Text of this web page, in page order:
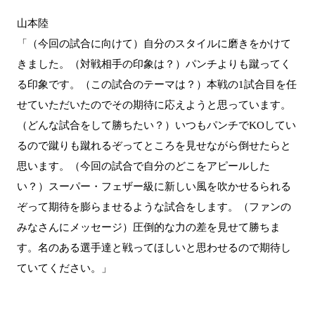
山本陸
「（今回の試合に向けて）自分のスタイルに磨きをかけて
きました。（対戦相手の印象は？）パンチよりも蹴ってく
る印象です。（この試合のテーマは？）本戦の1試合目を任
せていただいたのでその期待に応えようと思っています。
（どんな試合をして勝ちたい？）いつもパンチでKOしてい
るので蹴りも蹴れるぞってところを見せながら倒せたらと
思います。（今回の試合で自分のどこをアピールした
い？）スーパー・フェザー級に新しい風を吹かせるられる
ぞって期待を膨らませるような試合をします。（ファンの
みなさんにメッセージ）圧倒的な力の差を見せて勝ちま
す。名のある選手達と戦ってほしいと思わせるので期待し
ていてください。」